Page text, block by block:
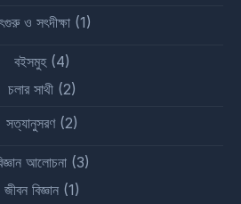
ও সৎদীক্ষা (1)
বইসমুহ(4)
চলার সাথী(2)
সত্যানুসরণ(2)
আলোচনা(3)
জীবন বিজ্ঞান(1)